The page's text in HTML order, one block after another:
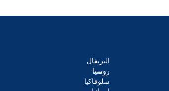
البرتغال
روسيا
سلوفاكيا